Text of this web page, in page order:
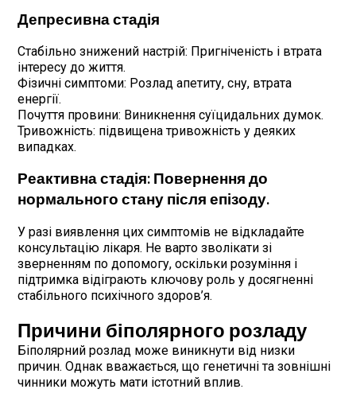
Депресивна стадія
Стабільно знижений настрій: Пригніченість і втрата
інтересу до життя.
Фізичні симптоми: Розлад апетиту, сну, втрата
енергії.
Почуття провини: Виникнення суїцидальних думок.
Тривожність: підвищена тривожність у деяких
випадках.
Реактивна стадія: Повернення до
нормального стану після епізоду.
У разі виявлення цих симптомів не відкладайте
консультацію лікаря. Не варто зволікати зі
зверненням по допомогу, оскільки розуміння і
підтримка відіграють ключову роль у досягненні
стабільного психічного здоров’я.
Причини біполярного розладу
Біполярний розлад може виникнути від низки
причин. Однак вважається, що генетичні та зовнішні
чинники можуть мати істотний вплив.